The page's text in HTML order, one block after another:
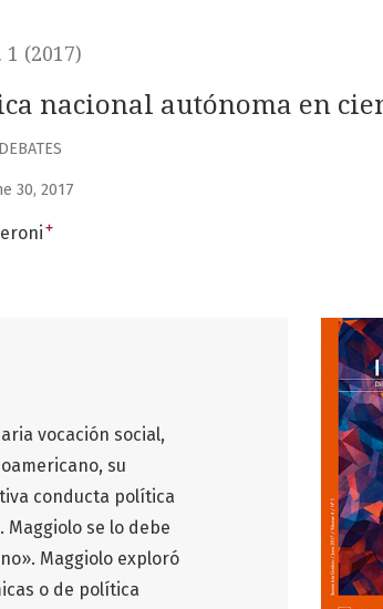
1 (2017)
nacional autónoma en
30, 2017
+
vocación social,
su
conducta política
se lo debe
Maggiolo exploró
o de política